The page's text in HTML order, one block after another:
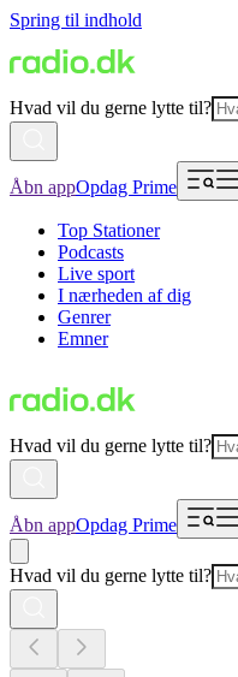
Spring til indhold
Hvad vil du gerne lytte til?
Åbn appOpdag Prime
Top Stationer
Podcasts
Live sport
I nærheden af dig
Genrer
Emner
Hvad vil du gerne lytte til?
Åbn appOpdag Prime
Hvad vil du gerne lytte til?